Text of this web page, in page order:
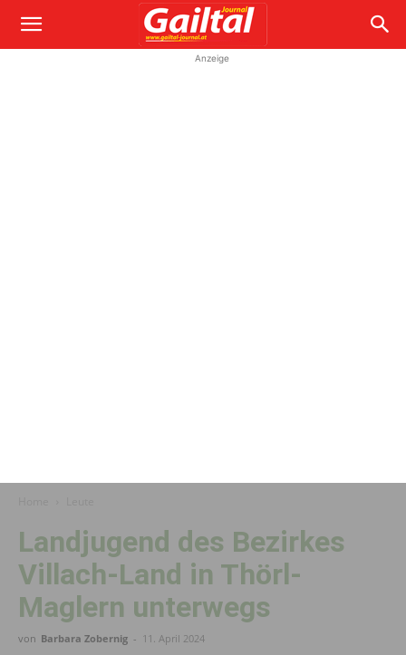
Anzeige
Landjugend des Bezirkes
Villach-Land in Thörl-
Maglern unterwegs
von Barbara Zobernig - 11. April 2024